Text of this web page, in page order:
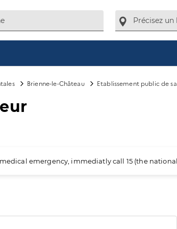
Brienne-le-Château Etablissement public de
emergency, immediatly call 15 (the